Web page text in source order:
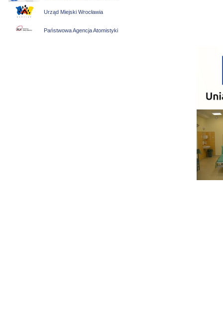
Urząd Miejski Wrocławia
Państwowa Agencja Atomistyki